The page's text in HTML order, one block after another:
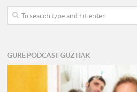
GURE PODCAST GUZTIAK